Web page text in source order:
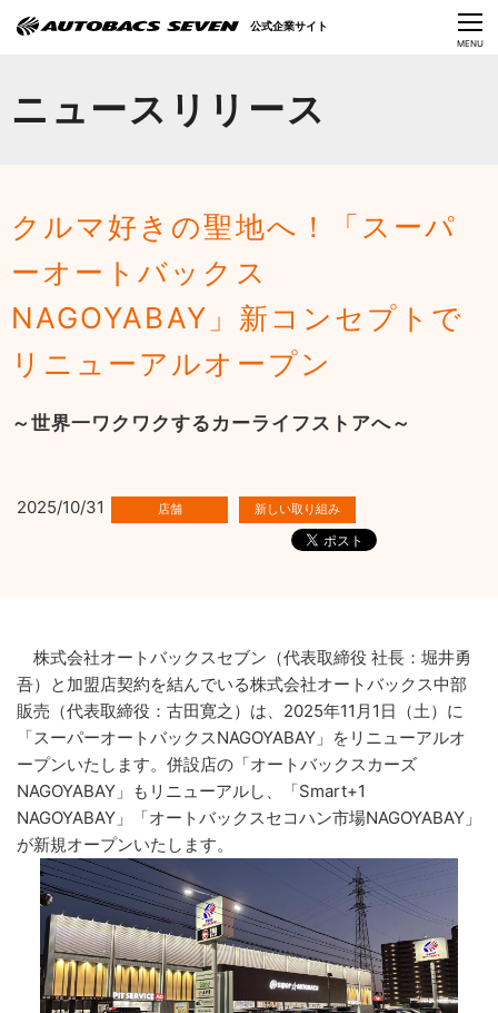
CLOSE
MENU
ニュースリリース
クルマ好きの聖地へ！「スーパ
ーオートバックス
NAGOYABAY」新コンセプトで
リニューアルオープン
～世界一ワクワクするカーライフストアへ～
2025/10/31
株式会社オートバックスセブン（代表取締役 社長：堀井勇
吾）と加盟店契約を結んでいる株式会社オートバックス中部
販売（代表取締役：古田寛之）は、2025年11月1日（土）に
「スーパーオートバックスNAGOYABAY」をリニューアルオ
ープンいたします。併設店の「オートバックスカーズ
NAGOYABAY」もリニューアルし、「Smart+1
NAGOYABAY」「オートバックスセコハン市場NAGOYABAY」
が新規オープンいたします。
公式企業サイト
サステナビリティ
採用情報
Language